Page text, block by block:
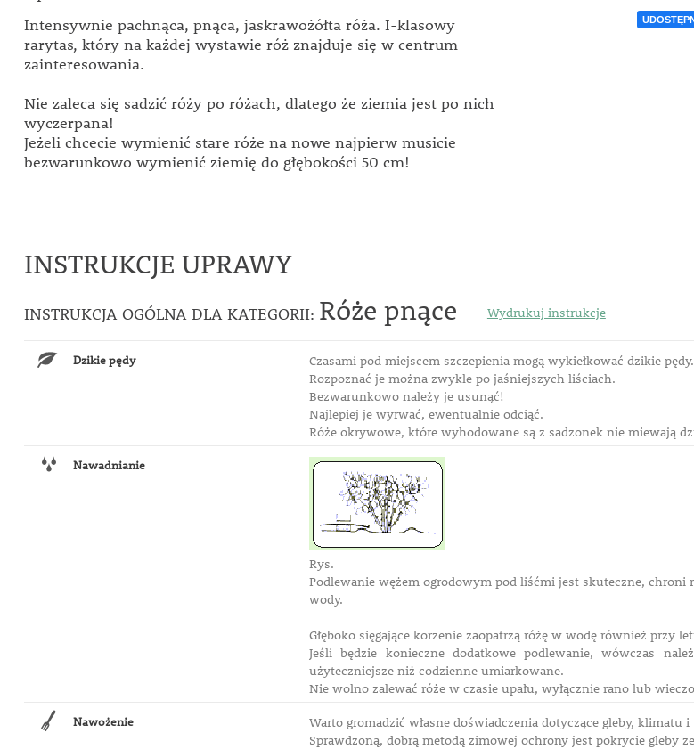
Intensywnie pachnąca, pnąca, jaskrawożółta róża. I-klasowy
rarytas, który na każdej wystawie róż znajduje się w centrum
zainteresowania.
Nie zaleca się sadzić róży po różach, dlatego że ziemia jest po nich
wyczerpana!
Jeżeli chcecie wymienić stare róże na nowe najpierw musicie
bezwarunkowo wymienić ziemię do głębokości 50 cm!
INSTRUKCJE UPRAWY
INSTRUKCJA OGÓLNA DLA KATEGORII: Róże pnące Wydrukuj instrukcje
Dzikie pędy
Czasami pod miejscem szczepienia mogą wykiełkować dzikie pędy.
Rozpoznać je można zwykle po jaśniejszych liściach.
Bezwarunkowo należy je usunąć!
Najlepiej je wyrwać, ewentualnie odciąć.
Róże okrywowe, które wyhodowane są z sadzonek nie miewają
Nawadnianie
Rys.
Podlewanie wężem ogrodowym pod liśćmi jest skuteczne,
wody.
Głęboko sięgające korzenie zaopatrzą różę w wodę również przy
Jeśli będzie konieczne dodatkowe podlewanie, wówczas
użyteczniejsze niż codzienne umiarkowane.
Nie wolno zalewać róże w czasie upału, wyłącznie rano lub
Nawożenie
Warto gromadzić własne doświadczenia dotyczące gleby, klimatu i
Sprawdzoną, dobrą metodą zimowej ochrony jest pokrycie gleby